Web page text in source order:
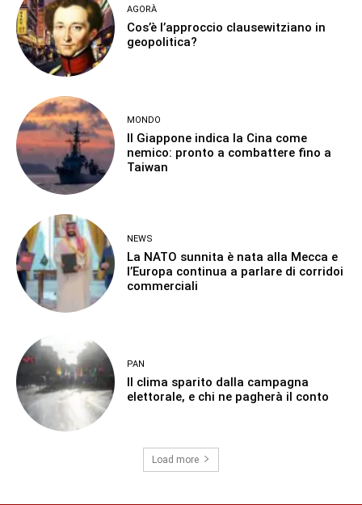
AGORÀ
Cos’è l’approccio clausewitziano in
geopolitica?
MONDO
Il Giappone indica la Cina come
nemico: pronto a combattere fino a
Taiwan
NEWS
La NATO sunnita è nata alla Mecca e
l’Europa continua a parlare di corridoi
commerciali
PAN
Il clima sparito dalla campagna
elettorale, e chi ne pagherà il conto
Load more